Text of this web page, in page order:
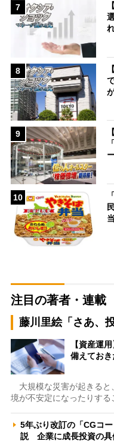
7
8
9
10
注目の著者・連載
藤川里絵「さあ、
【資産運
備えてお
大規模な災害が起きると
境が不安定になったりする
5年ぶり改訂の「CGコ
説 企業に成長投資の